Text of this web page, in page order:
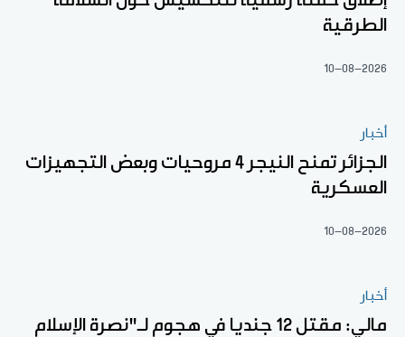
الطرقية
10-08-2026
أخبار
الجزائر تمنح النيجر 4 مروحيات وبعض التجهيزات
العسكرية
10-08-2026
أخبار
مالي: مقتل 12 جنديا في هجوم لـ"نصرة الإسلام